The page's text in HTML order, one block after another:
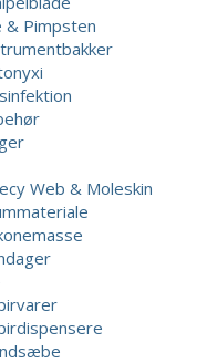
& Pimpsten
Web & Moleskin